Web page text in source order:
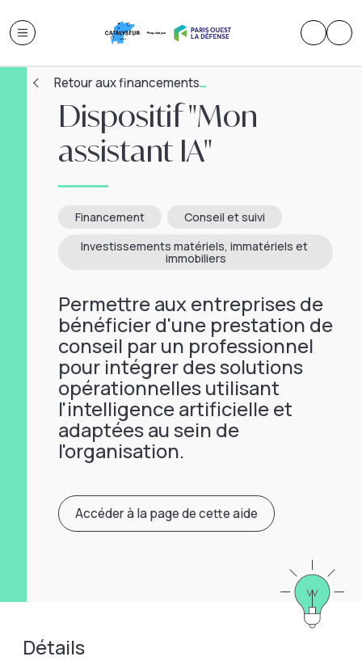
Retour aux financements
Dispositif "Mon
assistant IA"
Financement
Conseil et suivi
Investissements matériels, immatériels et
immobiliers
Permettre aux entreprises de
bénéficier d'une prestation de
conseil par un professionnel
pour intégrer des solutions
opérationnelles utilisant
l'intelligence artificielle et
adaptées au sein de
l'organisation.
Accéder à la page de cette aide
Détails